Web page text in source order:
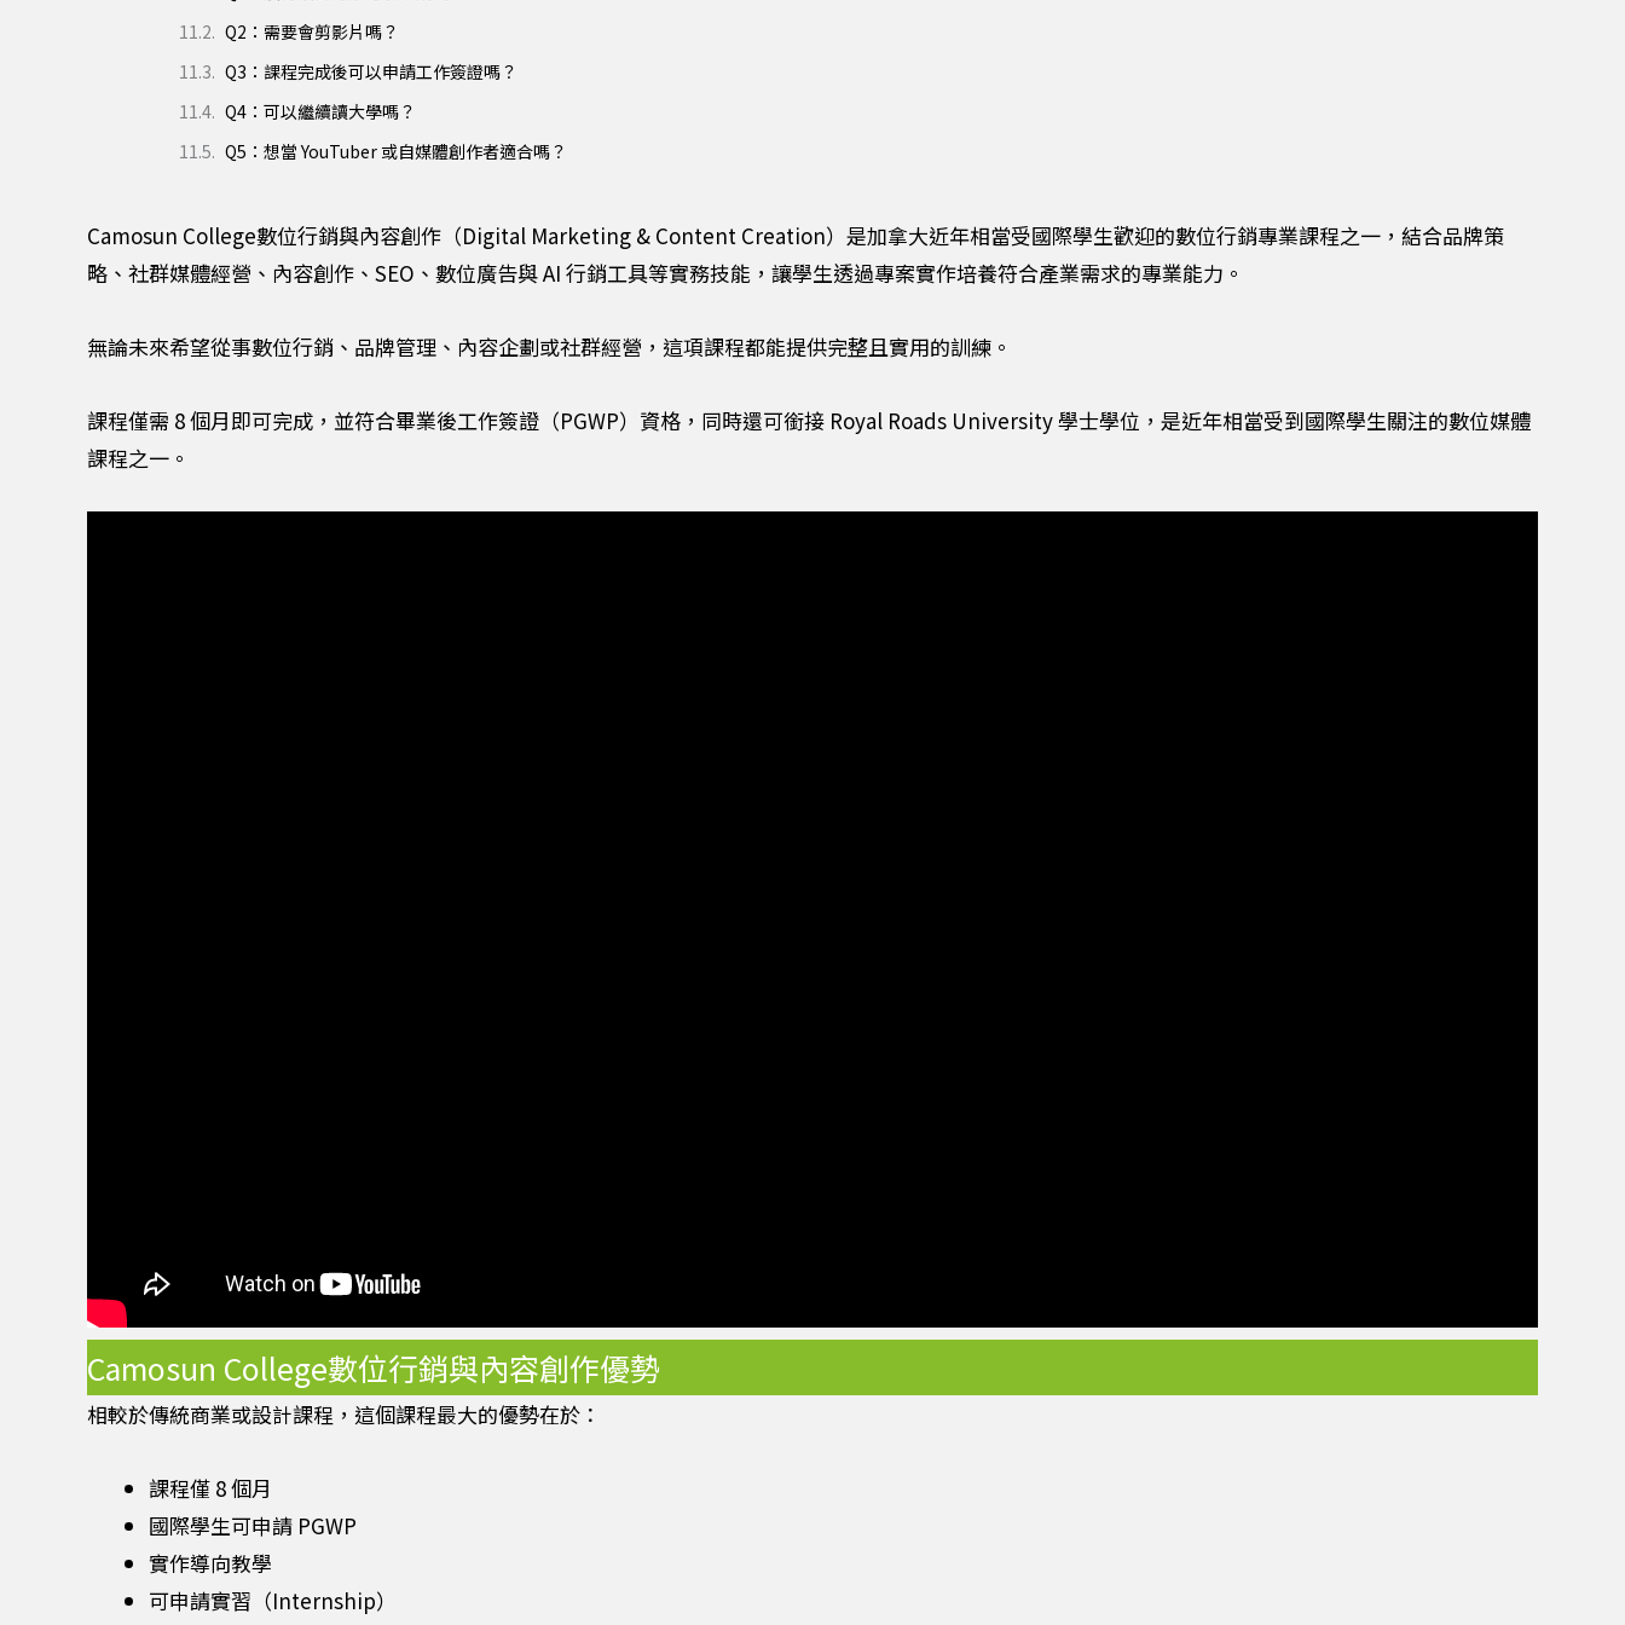
Q2：需要會剪影片嗎？
Q3：課程完成後可以申請工作簽證嗎？
Q4：可以繼續讀大學嗎？
Q5：想當 YouTuber 或自媒體創作者適合嗎？
Camosun College數位行銷與內容創作（Digital Marketing & Content Creation）是加拿大近年相當受國際學生歡迎的數位行銷專業課程之一，結合品牌策
略、社群媒體經營、內容創作、SEO、數位廣告與 AI 行銷工具等實務技能，讓學生透過專案實作培養符合產業需求的專業能力。
無論未來希望從事數位行銷、品牌管理、內容企劃或社群經營，這項課程都能提供完整且實用的訓練。
課程僅需 8 個月即可完成，並符合畢業後工作簽證（PGWP）資格，同時還可銜接 Royal Roads University 學士學位，是近年相當受到國際學生關注的數位媒體
課程之一。
Camosun College數位行銷與內容創作優勢
相較於傳統商業或設計課程，這個課程最大的優勢在於：
課程僅 8 個月
國際學生可申請 PGWP
實作導向教學
可申請實習（Internship）